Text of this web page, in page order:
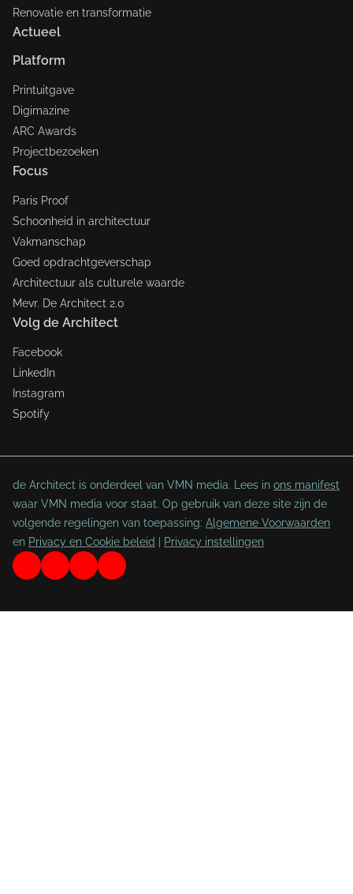
Renovatie en transformatie
Actueel
Platform
Printuitgave
Digimazine
ARC Awards
Projectbezoeken
Focus
Paris Proof
Schoonheid in architectuur
Vakmanschap
Goed opdrachtgeverschap
Architectuur als culturele waarde
Mevr. De Architect 2.0
Volg de Architect
Facebook
LinkedIn
Instagram
Spotify
de Architect is onderdeel van VMN media. Lees in ons manifest
waar VMN media voor staat. Op gebruik van deze site zijn de
volgende regelingen van toepassing: Algemene Voorwaarden
en Privacy en Cookie beleid | Privacy instellingen